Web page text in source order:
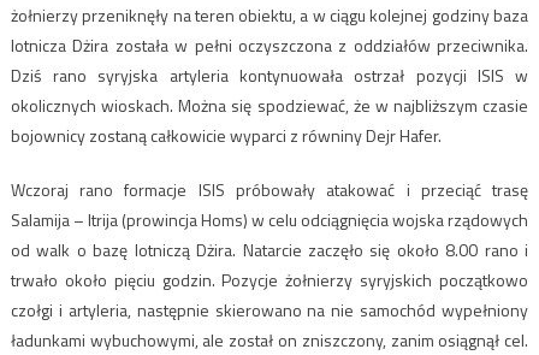
żołnierzy przeniknęły na teren obiektu, a w ciągu kolejnej godziny baza
lotnicza Dżira została w pełni oczyszczona z oddziałów przeciwnika.
Dziś rano syryjska artyleria kontynuowała ostrzał pozycji ISIS w
okolicznych wioskach. Można się spodziewać, że w najbliższym czasie
bojownicy zostaną całkowicie wyparci z równiny Dejr Hafer.
Wczoraj rano formacje ISIS próbowały atakować i przeciąć trasę
Salamija – Itrija (prowincja Homs) w celu odciągnięcia wojska rządowych
od walk o bazę lotniczą Dżira. Natarcie zaczęło się około 8.00 rano i
trwało około pięciu godzin. Pozycje żołnierzy syryjskich początkowo
czołgi i artyleria, następnie skierowano na nie samochód wypełniony
ładunkami wybuchowymi, ale został on zniszczony, zanim osiągnął cel.